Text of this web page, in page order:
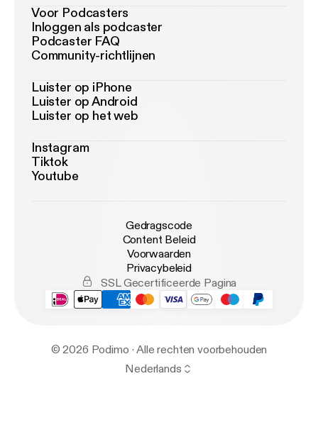
Voor Podcasters
Inloggen als podcaster
Podcaster FAQ
Community-richtlijnen
Luister op iPhone
Luister op Android
Luister op het web
Instagram
Tiktok
Youtube
Gedragscode
Content Beleid
Voorwaarden
Privacybeleid
SSL Gecertificeerde Pagina
© 2026 Podimo · Alle rechten voorbehouden
Nederlands